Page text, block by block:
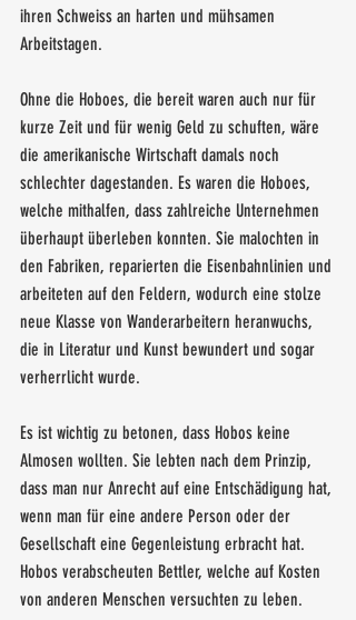
ihren Schweiss an harten und mühsamen
Arbeitstagen.
Ohne die Hoboes, die bereit waren auch nur für
kurze Zeit und für wenig Geld zu schuften, wäre
die amerikanische Wirtschaft damals noch
schlechter dagestanden. Es waren die Hoboes,
welche mithalfen, dass zahlreiche Unternehmen
überhaupt überleben konnten. Sie malochten in
den Fabriken, reparierten die Eisenbahnlinien und
arbeiteten auf den Feldern, wodurch eine stolze
neue Klasse von Wanderarbeitern heranwuchs,
die in Literatur und Kunst bewundert und sogar
verherrlicht wurde.
Es ist wichtig zu betonen, dass Hobos keine
Almosen wollten. Sie lebten nach dem Prinzip,
dass man nur Anrecht auf eine Entschädigung hat,
wenn man für eine andere Person oder der
Gesellschaft eine Gegenleistung erbracht hat.
Hobos verabscheuten Bettler, welche auf Kosten
von anderen Menschen versuchten zu leben.